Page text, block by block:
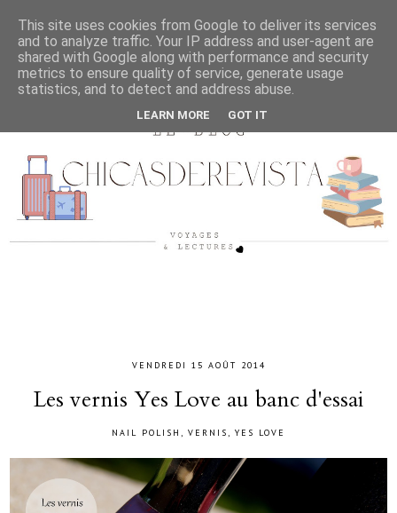
VENDREDI 15 AOÛT 2014
Les vernis Yes Love au banc d'essai
NAIL POLISH , VERNIS, YES LOVE
This site uses cookies from Google to deliver its services
and to analyze traffic. Your IP address and user-agent are
shared with Google along with performance and security
metrics to ensure quality of service, generate usage
statistics, and to detect and address abuse.
LEARN MORE GOT IT